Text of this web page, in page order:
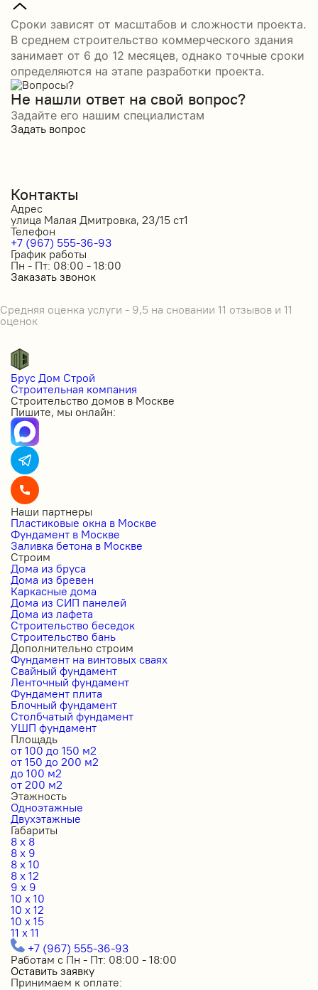
Сроки зависят от масштабов и сложности проекта.
В среднем строительство коммерческого здания
занимает от 6 до 12 месяцев, однако точные сроки
определяются на этапе разработки проекта.
Не нашли ответ на свой вопрос?
Задайте его нашим специалистам
Задать вопрос
Контакты
Адрес
улица Малая Дмитровка, 23/15 ст1
Телефон
+7 (967) 555-36-93
График работы
Пн - Пт: 08:00 - 18:00
Заказать звонок
Средняя оценка услуги - 9,5 на сновании 11 отзывов и 11
оценок
Брус Дом Строй
Строительная компания
Строительство домов в Москве
Пишите, мы онлайн:
Наши партнеры
Пластиковые окна в Москве
Фундамент в Москве
Заливка бетона в Москве
Строим
Дома из бруса
Дома из бревен
Каркасные дома
Дома из СИП панелей
Дома из лафета
Строительство беседок
Строительство бань
Дополнительно строим
Фундамент на винтовых сваях
Свайный фундамент
Ленточный фундамент
Фундамент плита
Блочный фундамент
Столбчатый фундамент
УШП фундамент
Площадь
от 100 до 150 м2
от 150 до 200 м2
до 100 м2
от 200 м2
Этажность
Одноэтажные
Двухэтажные
Габариты
8 x 8
8 x 9
8 x 10
8 x 12
9 x 9
10 x 10
10 x 12
10 x 15
11 x 11
+7 (967) 555-36-93
Работам с Пн - Пт: 08:00 - 18:00
Оставить заявку
Принимаем к оплате: